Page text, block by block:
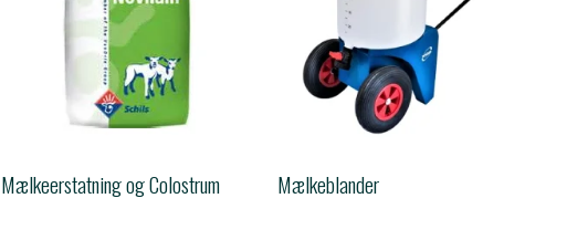
Mælkeerstatning og Colostrum Mælkeblander